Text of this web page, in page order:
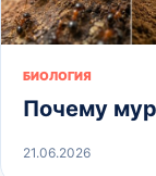
БИОЛОГИЯ
Почему
21.06.2026